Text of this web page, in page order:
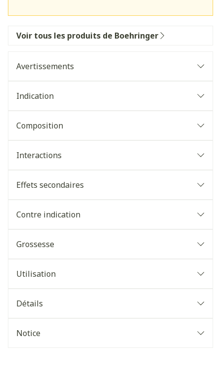
Voir tous les produits de Boehringer
Avertissements
Indication
Composition
Interactions
Effets secondaires
Contre indication
Grossesse
Utilisation
Détails
Notice